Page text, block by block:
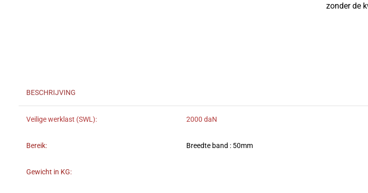
zonder de
BESCHRIJVING
Veilige werklast (SWL): 2000 daN
Bereik: Breedte band : 50mm
Gewicht in KG: